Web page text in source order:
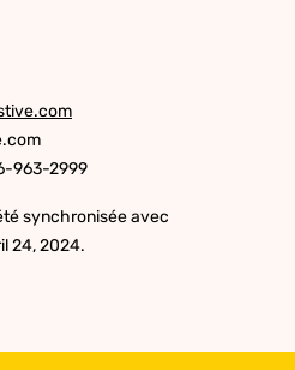
963-2999
synchronisée avec
24, 2024.